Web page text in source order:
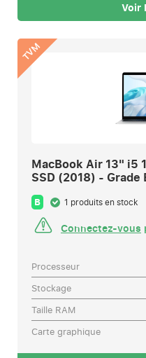
Voir
TVM
MacBook Air 13" i5
SSD (2018) - Grade
B 1 produits en stock
Connectez-vous
Processeur
Stockage
Taille RAM
Carte graphique